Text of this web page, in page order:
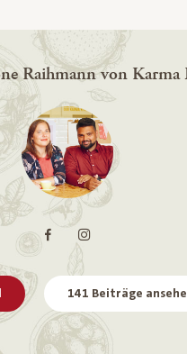
Raihmann von Karma
141 Beiträge